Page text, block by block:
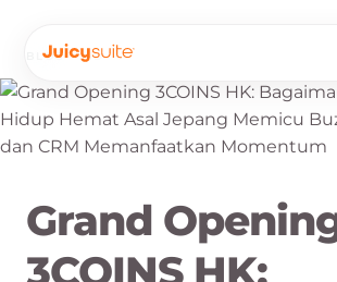
BLOG·ID
Grand
3COINS HK: